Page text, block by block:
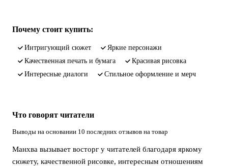
Почему стоит купить:
интригующий сюжет
яркие персонажи
качественная печать и бумага
красивая рисовка
интересные диалоги
стильное оформление и мерч
Что говорят читатели
Выводы на основании 10 последних отзывов на товар
Манхва вызывает восторг у читателей благодаря яркому
сюжету, качественной рисовке, интересным отношениям